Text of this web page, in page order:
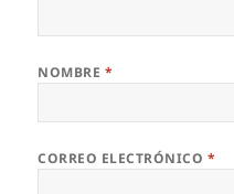
NOMBRE *
CORREO ELECTRÓNICO *